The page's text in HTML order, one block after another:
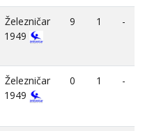
Železničar
1949
9 1 -
Železničar
1949
0 1 -